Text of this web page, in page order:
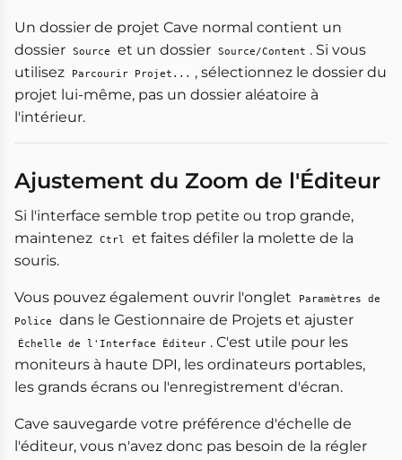
Un dossier de projet Cave normal contient un
dossier Source et un dossier Source/Content . Si vous
utilisez
Parcourir Projet... , sélectionnez le dossier du
projet lui-même, pas un dossier aléatoire à
l'intérieur.
Ajustement du Zoom de l'Éditeur
Si l'interface semble trop petite ou trop grande,
maintenez Ctrl
et faites défiler la molette de la
souris.
Vous pouvez également ouvrir l'onglet
Paramètres de
Police
dans le Gestionnaire de Projets et ajuster
Échelle de l'Interface Éditeur . C'est utile pour les
moniteurs à haute DPI, les ordinateurs portables,
les grands écrans ou l'enregistrement d'écran.
Cave sauvegarde votre préférence d'échelle de
l'éditeur, vous n'avez donc pas besoin de la régler